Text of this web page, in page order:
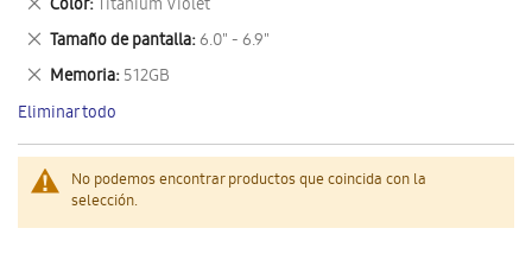
No podemos encontrar productos que coincida con la
selección.
artículo
Color Titanium Violet
este
artículo
Tamaño de pantalla 6.0" - 6.9"
Eliminar
este
artículo
Memoria 512GB
Eliminar
este
artículo
Eliminar todo